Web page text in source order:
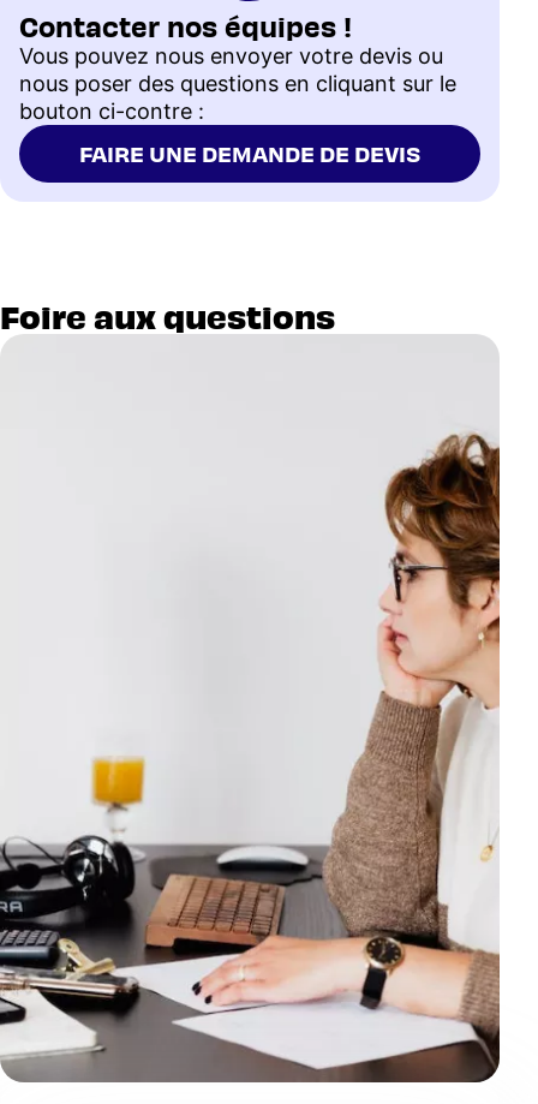
Contacter nos équipes !
Vous pouvez nous envoyer votre devis ou
nous poser des questions en cliquant sur le
bouton ci-contre :
FAIRE UNE DEMANDE DE DEVIS
Foire aux questions